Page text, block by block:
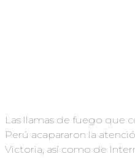
Las llamas de fuego que
Perú acapararon la
Victoria, así como de